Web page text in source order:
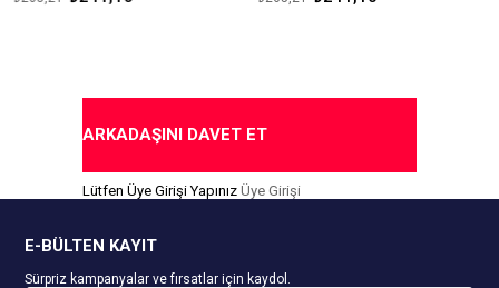
Çekmezlik Sanfor Testi
Çekmezlik Sanfor Testi
ARKADAŞINI DAVET ET
Lütfen Üye Girişi Yapınız Üye Girişi
E-BÜLTEN KAYIT
Sürpriz kampanyalar ve fırsatlar için kaydol.